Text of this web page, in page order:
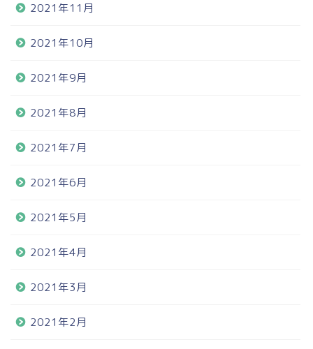
2021年11月
2021年10月
2021年9月
2021年8月
2021年7月
2021年6月
2021年5月
2021年4月
2021年3月
2021年2月